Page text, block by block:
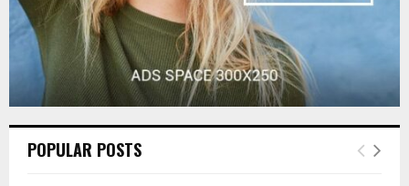
POPULAR POSTS